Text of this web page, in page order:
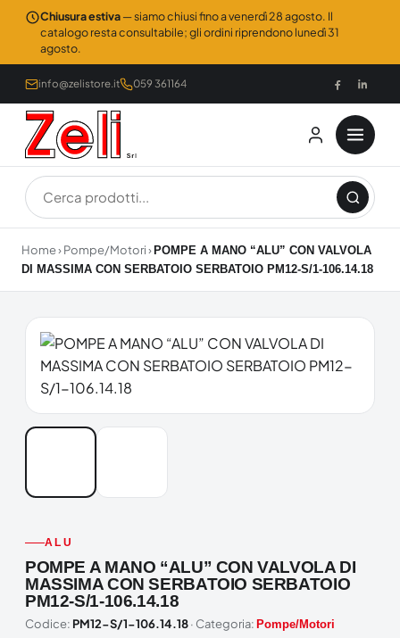
Chiusura estiva— siamo chiusi fino a venerdì 28 agosto. Il
catalogo resta consultabile; gli ordini riprendono lunedì 31
agosto.
info@zelistore.it 059 361164
Home›Pompe/Motori› POMPE A MANO “ALU” CON VALVOLA
DI MASSIMA CON SERBATOIO SERBATOIO PM12-S/1-106.14.18
ALU
POMPE A MANO “ALU” CON VALVOLA DI
MASSIMA CON SERBATOIO SERBATOIO
PM12-S/1-106.14.18
Codice: PM12-S/1-106.14.18· Categoria: Pompe/Motori